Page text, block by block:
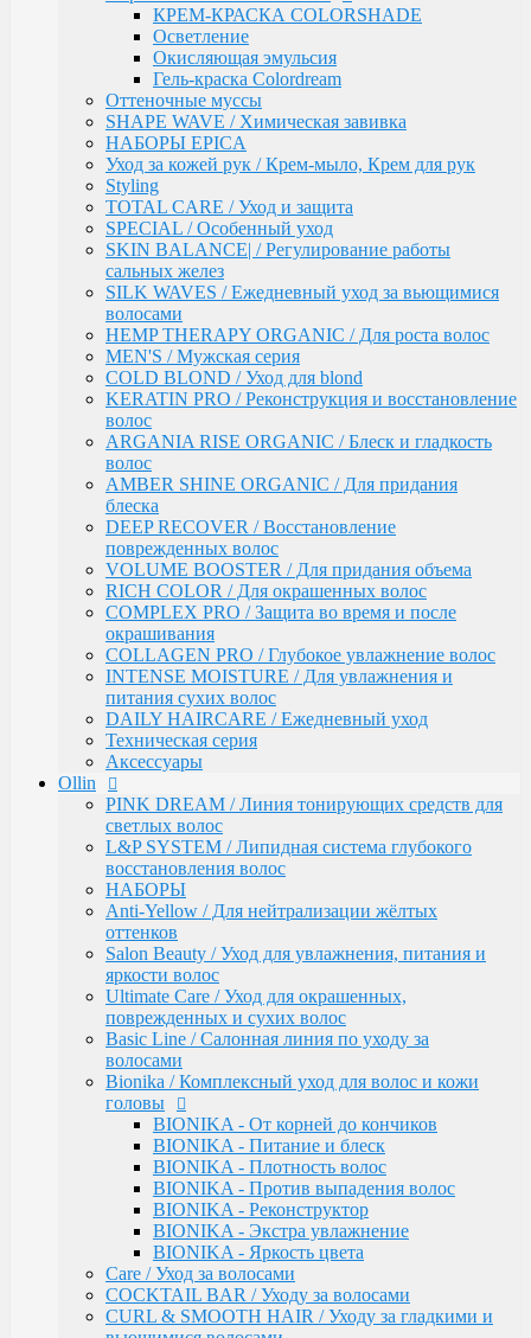
волос
ARGANIA RISE ORGANIC / Блеск и гладкость
волос
AMBER SHINE ORGANIC / Для придания блеска
DEEP RECOVER / Восстановление поврежденных
волос
VOLUME BOOSTER / Для придания объема
RICH COLOR / Для окрашенных волос
COMPLEX PRO / Защита во время и после
окрашивания
COLLAGEN PRO / Глубокое увлажнение волос
INTENSE MOISTURE / Для увлажнения и
питания сухих волос
DAILY HAIRCARE / Ежедневный уход
Техническая серия
Аксессуары
Ollin
PINK DREAM / Линия тонирующих средств для
светлых волос
L&P SYSTEM / Липидная система глубокого
восстановления волос
НАБОРЫ
Anti-Yellow / Для нейтрализации жёлтых оттенков
Salon Beauty / Уход для увлажнения, питания и
яркости волос
Ultimate Care / Уход для окрашенных,
поврежденных и сухих волос
Basic Line / Салонная линия по уходу за волосами
Bionika / Комплексный уход для волос и кожи
головы
BIONIKA - От корней до кончиков
BIONIKA - Питание и блеск
BIONIKA - Плотность волос
BIONIKA - Против выпадения волос
BIONIKA - Реконструктор
BIONIKA - Экстра увлажнение
BIONIKA - Яркость цвета
Care / Уход за волосами
COCKTAIL BAR / Уходу за волосами
CURL & SMOOTH HAIR / Уходу за гладкими и
вьющимися волосами
CURL HAIR / Химическая Завивка
FULL FORCE / Здоровье волос
FULL FORCE - Экстракт кокоса /
Восстановления волос
FULL FORCE / Экстракт пурпурного
женьшеня
FULL FORCE - Экстракт алоэ / Против
перхоти
FULL FORCE / Экстракт бамбука
INTENSE PROFI COLOR / Поддержание яркости
цвета и уход за окрашенными волосами
KERATINE ROYAL TREATMENT / Кератиновое
восстановление
KERATINE SYSTEM / Кератиновое выпрямление
волос
MATISSE COLOR / Пигмент прямого действия
MATISSE COLOR / Тонирующие маски
MEGAPOLIS / Антиоксидантная премиум-серия
PERFECT HAIR
PREMIER FOR MEN
SERVICE LINE / Салонный уход
SHINE BLOND / Уход за светлыми волосами
КРЕМ-КРАСКА COLORSHADE
Осветление
Окисляющая эмульсия
Гель-краска Colordream
Оттеночные муссы
SHAPE WAVE / Химическая завивка
НАБОРЫ EPICA
Уход за кожей рук / Крем-мыло, Крем для рук
Styling
TOTAL CARE / Уход и защита
SPECIAL / Особенный уход
SKIN BALANCE| / Регулирование работы
сальных желез
SILK WAVES / Ежедневный уход за вьющимися
волосами
HEMP THERAPY ORGANIC / Для роста волос
MEN'S / Мужская серия
COLD BLOND / Уход для blond
KERATIN PRO / Реконструкция и восстановление
волос
ARGANIA RISE ORGANIC / Блеск и гладкость
волос
AMBER SHINE ORGANIC / Для придания
блеска
DEEP RECOVER / Восстановление
поврежденных волос
VOLUME BOOSTER / Для придания объема
RICH COLOR / Для окрашенных волос
COMPLEX PRO / Защита во время и после
окрашивания
COLLAGEN PRO / Глубокое увлажнение волос
INTENSE MOISTURE / Для увлажнения и
питания сухих волос
DAILY HAIRCARE / Ежедневный уход
Техническая серия
Аксессуары
Ollin
PINK DREAM / Линия тонирующих средств для
светлых волос
L&P SYSTEM / Липидная система глубокого
восстановления волос
НАБОРЫ
Anti-Yellow / Для нейтрализации жёлтых
оттенков
Salon Beauty / Уход для увлажнения, питания и
яркости волос
Ultimate Care / Уход для окрашенных,
поврежденных и сухих волос
Basic Line / Салонная линия по уходу за
волосами
Bionika / Комплексный уход для волос и кожи
головы
BIONIKA - От корней до кончиков
BIONIKA - Питание и блеск
BIONIKA - Плотность волос
BIONIKA - Против выпадения волос
BIONIKA - Реконструктор
BIONIKA - Экстра увлажнение
BIONIKA - Яркость цвета
Care / Уход за волосами
COCKTAIL BAR / Уходу за волосами
CURL & SMOOTH HAIR / Уходу за гладкими и